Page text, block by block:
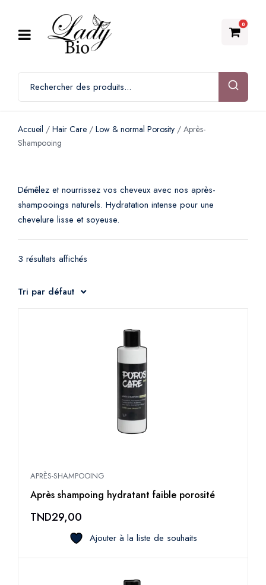
0
Accueil / Hair Care / Low & normal Porosity / Après-
Shampooing
Démêlez et nourrissez vos cheveux avec nos après-
shampooings naturels. Hydratation intense pour une
chevelure lisse et soyeuse.
3 résultats affichés
Tri par défaut
APRÈS-SHAMPOOING
Après shampoing hydratant faible porosité
TND29,00
Ajouter à la liste de souhaits